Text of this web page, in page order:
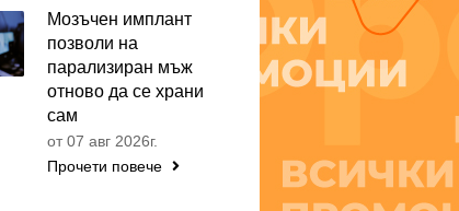
Мозъчен имплант
позволи на
парализиран мъж
отново да се храни
сам
от 07 авг 2026г.
Прочети повече